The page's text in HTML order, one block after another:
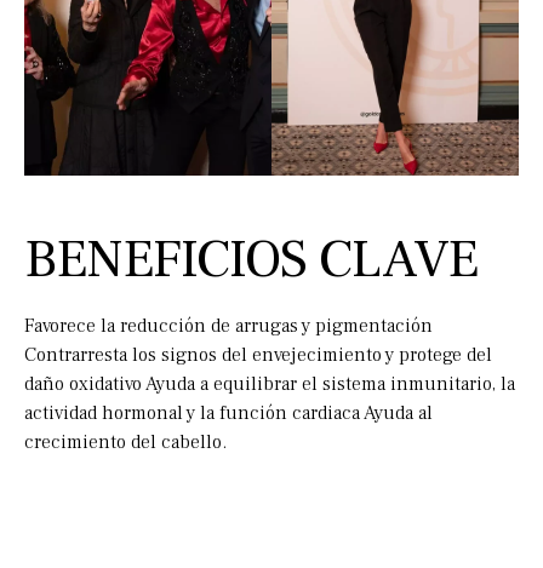
BENEFICIOS CLAVE
Favorece la reducción de arrugas y pigmentación
Contrarresta los signos del envejecimiento y protege del
daño oxidativo Ayuda a equilibrar el sistema inmunitario, la
actividad hormonal y la función cardiaca Ayuda al
crecimiento del cabello.